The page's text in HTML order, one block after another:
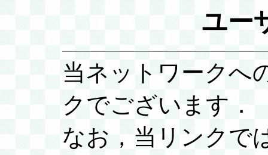
ユー
当ネットワークへ
クでございます．
なお，当リンクで